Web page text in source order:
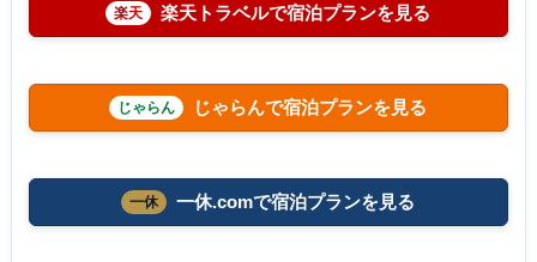
楽天トラベルで宿泊プランを見る
じゃらんで宿泊プランを見る
一休.comで宿泊プランを見る